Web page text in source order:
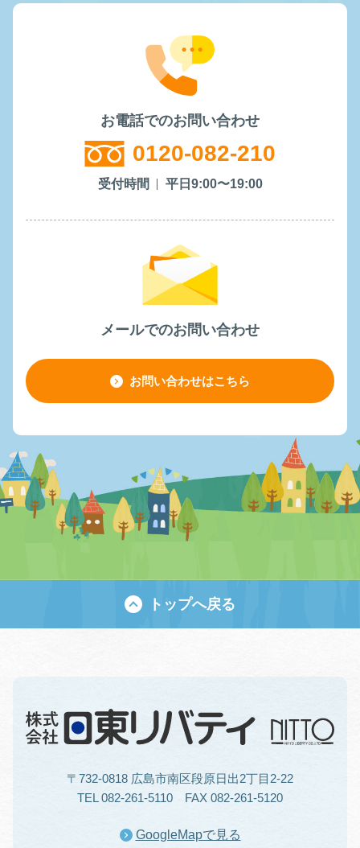
お電話でのお問い合わせ
0120-082-210
受付時間 平日9:00〜19:00
メールでのお問い合わせ
お問い合わせはこちら
トップへ戻る
〒732-0818 広島市南区段原日出2丁目2-22
TEL 082-261-5110 FAX 082-261-5120
GoogleMapで見る